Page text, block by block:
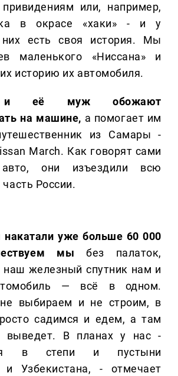
или, например,
в окрасе «хаки» - и у
есть своя история. Мы
маленького «Ниссана» и
историю их автомобиля.
и её муж обожают
на машине, а помогает им
из Самары -
March. Как говорят сами
они изъездили всю
России.
уже больше 60 000
мыбез палаток,
наш железный спутник нам и
— всё в одном.
выбираем и не строим, в
садимся и едем, а там
выведет. В планах у нас -
в степи и пустыни
и Узбекистана, - отмечает